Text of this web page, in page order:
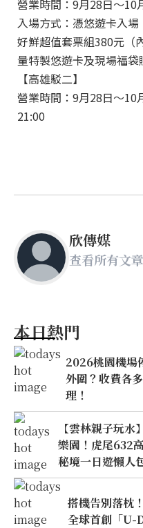
營業時間：9月28日～10
入場方式：憑悠遊卡入場
好鮮超值套票組380元（
量特製悠遊卡及現場福袋
【高雄駁二】
營業時間：9月28日～10
21:00
欣傳媒
查看所有文章
本日熱門
2026桃園機場
外圍？收費各
理！
【雲林親子玩
樂園！虎尾632
秘境一日遊懶人
搭機告別落枕
全球首創「U-